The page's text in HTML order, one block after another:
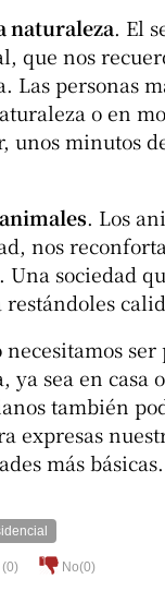
naturaleza. El
que nos
Las personas
o en
unos minutos
. Los
nos
sociedad
necesitamos
sea en casa
también
expresas
más básicas.
0) No(0)